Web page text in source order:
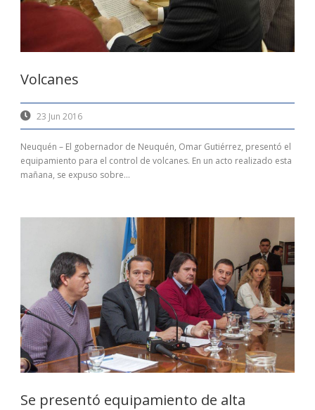
Volcanes
23 Jun 2016
Neuquén – El gobernador de Neuquén, Omar Gutiérrez, presentó el
equipamiento para el control de volcanes. En un acto realizado esta
mañana, se expuso sobre...
Se presentó equipamiento de alta